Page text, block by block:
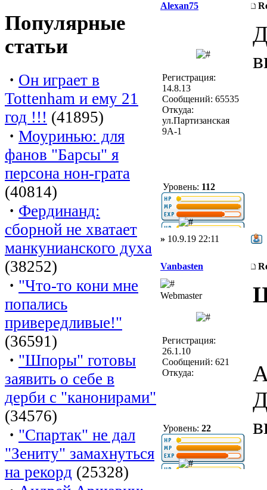
Популярные
статьи
· Он играет в
Tottenham и ему 21
год !!! (41895)
· Моуринью: для
фанов "Барсы" я
персона нон-грата
(40814)
· Фердинанд:
сборной не хватает
манкунианского духа
(38252)
· "Что-то кони мне
попались
привередливые!"
(36591)
· "Шпоры" готовы
заявить о себе в
дерби с "канонирами"
(34576)
· "Спартак" не дал
"Зениту" замахнуться
на рекорд (25328)
Alexan75
Регистрация:
14.8.13
Сообщений: 65535
Откуда:
ул.Партизанская
9А-1
Уровень: 112
» 10.9.19 22:11
Vanbasten
Webmaster
Регистрация:
26.1.10
Сообщений: 621
Откуда:
Уровень: 22